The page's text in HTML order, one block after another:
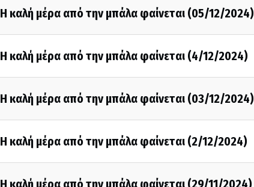
Η καλή μέρα από την μπάλα φαίνεται (05/12/2024)
Η καλή μέρα από την μπάλα φαίνεται (4/12/2024)
Η καλή μέρα από την μπάλα φαίνεται (03/12/2024)
Η καλή μέρα από την μπάλα φαίνεται (2/12/2024)
Η καλή μέρα από την μπάλα φαίνεται (29/11/2024)